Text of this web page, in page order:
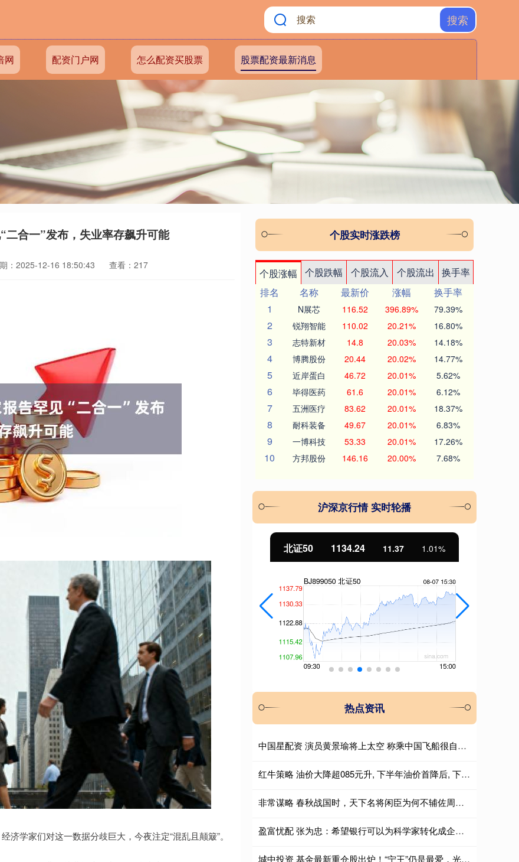
搜索
网 配资门户网 怎么配资买股票 股票配资最新消息
合一”发布，失业率存飙升可能
：2025-12-16 18:50:43 查看：217
济学家们对这一数据分歧巨大，今夜注定“混乱且颠簸”。
个股实时涨跌榜
个股涨幅 个股跌幅 个股流入 个股流出
换手率
排名
名称 最新价 涨幅
换手率
1
N展芯 116.52 396.89% 79.39%
2 锐翔智能 110.02 20.21% 16.80%
3 志特新材 14.8 20.03% 14.18%
4 博腾股份 20.44 20.02% 14.77%
5 近岸蛋白 46.72 20.01% 5.62%
6 毕得医药 61.6 20.01% 6.12%
7 五洲医疗 83.62 20.01% 18.37%
8 耐科装备 49.67 20.01% 6.83%
9 一博科技 53.33 20.01% 17.26%
10 方邦股份 146.16 20.00% 7.68%
沪深京行情 实时轮播
北证50 1134.24 11.37 1.01%
热点资讯
中国星配资 演员黄景瑜将上太空 称乘中国飞船很自豪 首批游客已预订！
红牛策略 油价大降超085元升, 下半年油价首降后, 下次调价或“2连跌”!
非常谋略 春秋战国时，天下名将闲臣为何不辅佐周天子？答案非常现实
盈富忧配 张为忠：希望银行可以为科学家转化成企业家提供专业团队支持
城中投资 基金最新重仓股出炉！“宁王”仍是最爱，光模块成“新宠”